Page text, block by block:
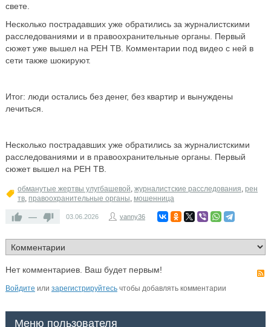
свете.
Несколько пострадавших уже обратились за журналистскими
расследованиями и в правоохранительные органы. Первый
сюжет уже вышел на РЕН ТВ. Комментарии под видео с ней в
сети также шокируют.
Итог: люди остались без денег, без квартир и вынуждены
лечиться.
Несколько пострадавших уже обратились за журналистскими
расследованиями и в правоохранительные органы. Первый
сюжет вышел на РЕН ТВ.
обманутые жертвы улугбашевой, журналистские расследования, рен
тв, правоохранительные органы, мошенница
— 03.06.2026 vanny36
Нет комментариев. Ваш будет первым!
Войдите или зарегистрируйтесьчтобы добавлять комментарии
Меню пользователя